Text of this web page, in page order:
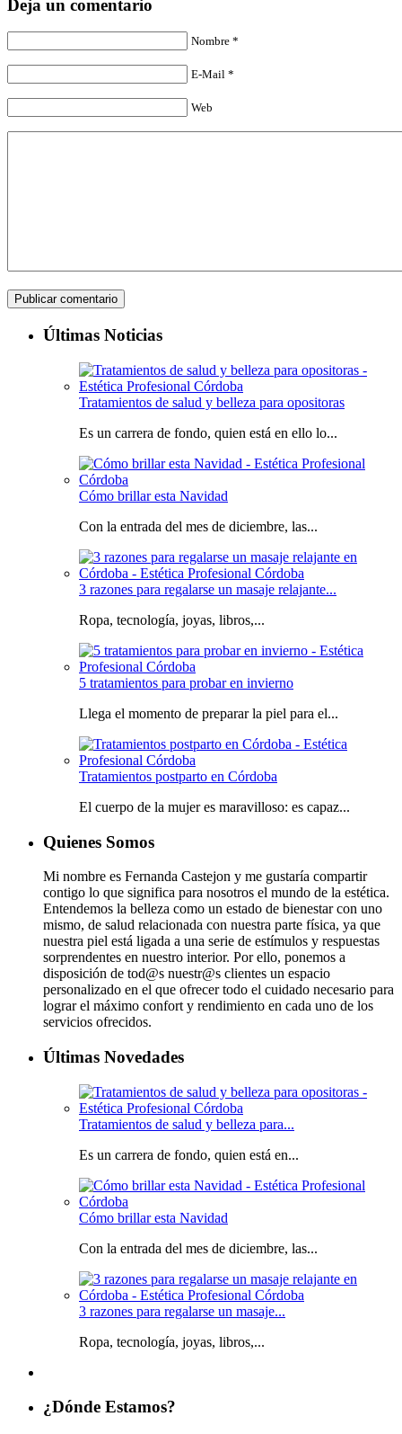
Deja un comentario
Nombre *
E-Mail *
Web
Últimas Noticias
Tratamientos de salud y belleza para opositoras
Es un carrera de fondo, quien está en ello lo...
Cómo brillar esta Navidad
Con la entrada del mes de diciembre, las...
3 razones para regalarse un masaje relajante...
Ropa, tecnología, joyas, libros,...
5 tratamientos para probar en invierno
Llega el momento de preparar la piel para el...
Tratamientos postparto en Córdoba
El cuerpo de la mujer es maravilloso: es capaz...
Quienes Somos
Mi nombre es Fernanda Castejon y me gustaría compartir
contigo lo que significa para nosotros el mundo de la estética.
Entendemos la belleza como un estado de bienestar con uno
mismo, de salud relacionada con nuestra parte física, ya que
nuestra piel está ligada a una serie de estímulos y respuestas
sorprendentes en nuestro interior. Por ello, ponemos a
disposición de tod@s nuestr@s clientes un espacio
personalizado en el que ofrecer todo el cuidado necesario para
lograr el máximo confort y rendimiento en cada uno de los
servicios ofrecidos.
Últimas Novedades
Tratamientos de salud y belleza para...
Es un carrera de fondo, quien está en...
Cómo brillar esta Navidad
Con la entrada del mes de diciembre, las...
3 razones para regalarse un masaje...
Ropa, tecnología, joyas, libros,...
¿Dónde Estamos?